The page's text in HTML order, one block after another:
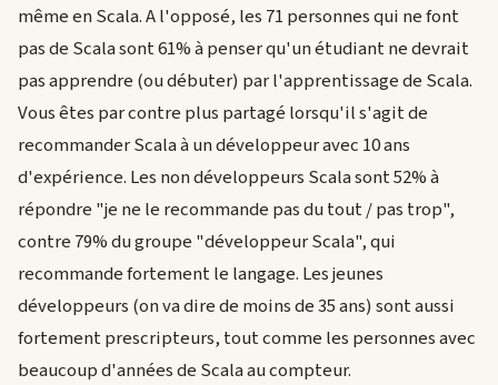
même en Scala. A l'opposé, les 71 personnes qui ne font
pas de Scala sont 61% à penser qu'un étudiant ne devrait
pas apprendre (ou débuter) par l'apprentissage de Scala.
Vous êtes par contre plus partagé lorsqu'il s'agit de
recommander Scala à un développeur avec 10 ans
d'expérience. Les non développeurs Scala sont 52% à
répondre "je ne le recommande pas du tout / pas trop",
contre 79% du groupe "développeur Scala", qui
recommande fortement le langage. Les jeunes
développeurs (on va dire de moins de 35 ans) sont aussi
fortement prescripteurs, tout comme les personnes avec
beaucoup d'années de Scala au compteur.